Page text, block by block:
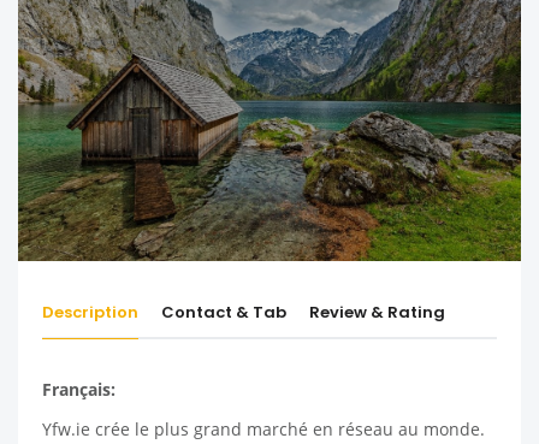
Description Contact & Tab Review & Rating
Français:
Yfw.ie crée le plus grand marché en réseau au monde.